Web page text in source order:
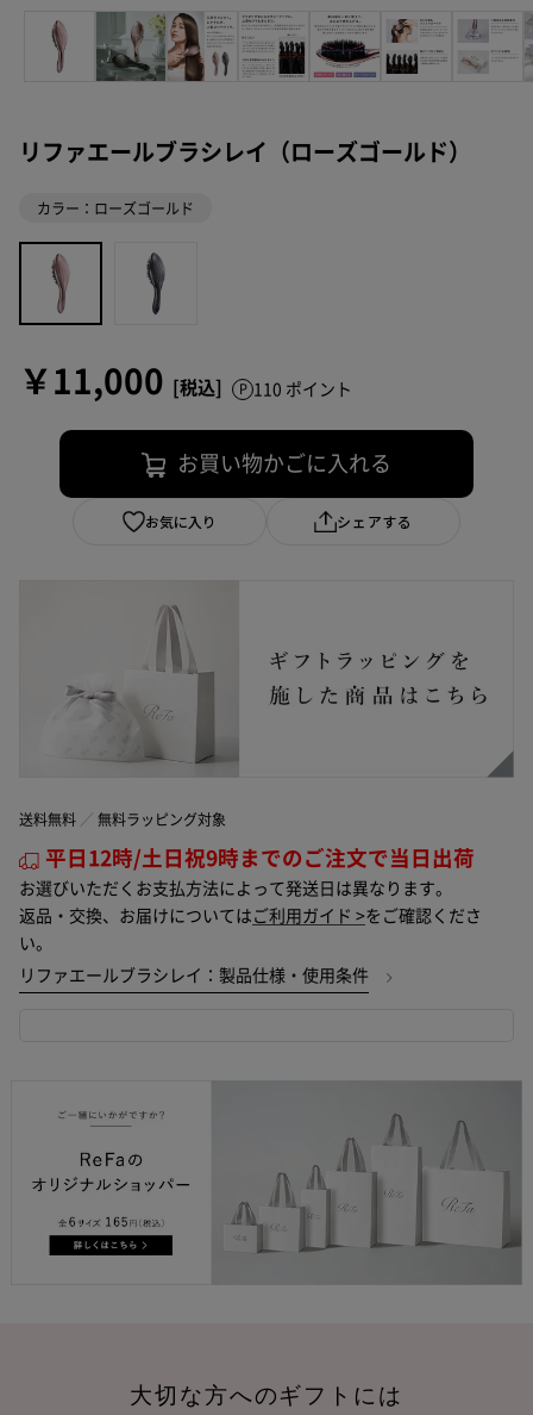
リファエールブラシレイ（ローズゴールド）
カラー：ローズゴールド
￥11,000 110 ポイント
お買い物かごに入れる
お気に入り シェアする
送料無料 無料ラッピング対象
平日12時/土日祝9時までのご注文で当日出荷
お選びいただくお支払方法によって発送日は異なります。
返品・交換、お届けについては ご利用ガイド >をご確認くださ
い。
リファエールブラシレイ：製品仕様・使用条件
大切な方へのギフトには